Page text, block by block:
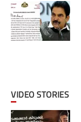
VIDEO STORIES